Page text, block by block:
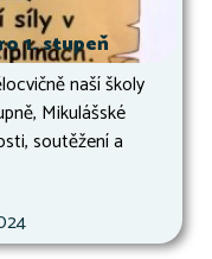
1. stupeň
naší školy
Mikulášské
soutěžení a